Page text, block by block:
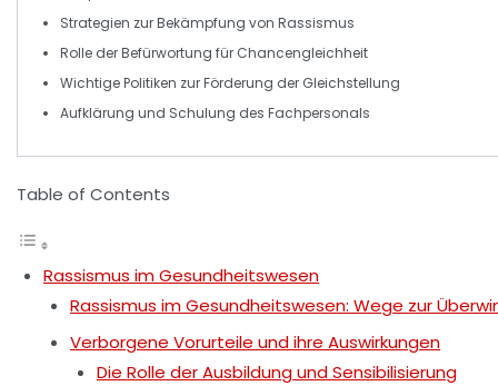
Strategien zur Bekämpfung von Rassismus
Rolle derBefürwortung für Chancengleichheit
WichtigePolitiken zur Förderung der Gleichstellung
Aufklärung und Schulung des Fachpersonals
Table of Contents
Rassismus im Gesundheitswesen
Rassismus im Gesundheitswesen: Wege zur
Verborgene Vorurteile und ihre Auswirkungen
Die Rolle der Ausbildung und Sensibilisierung